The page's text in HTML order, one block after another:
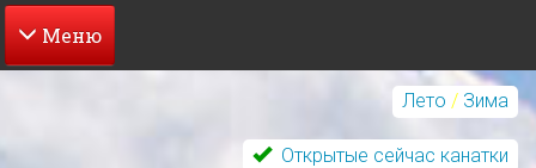
Перейти
содержанию
Лето / Зима
Открытые сейчас канатки